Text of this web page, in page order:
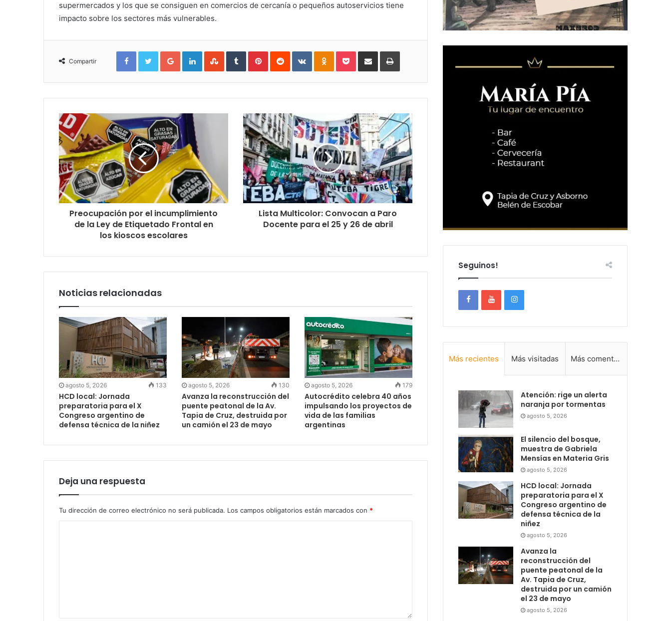
supermercados y los que se consiguen en comercios de cercanía o pequeños autoservicios tiene
impacto sobre los sectores más vulnerables.
Compartir
FacebookTwitterGoogle+LinkedInStumbleUpon
TumblrPinterestReddit VKontakteOdnoklassniki
PocketCompartir
mail
Imprimir
Preocupación por el incumplimiento
de la Ley de Etiquetado Frontal en
los kioscos escolares
Lista Multicolor: Convocan a Paro
Docente para el 25 y 26 de abril
Noticias relacionadas
agosto 5, 2026 133
HCD local: Jornada
preparatoria para el X
Congreso argentino de
defensa técnica de la niñez
agosto 5, 2026 130
Avanza la reconstrucción del
puente peatonal de la Av.
Tapia de Cruz, destruida por
un camión el 23 de mayo
agosto 5, 2026 179
Autocrédito celebra 40 años
impulsando los proyectos de
vida de las familias
argentinas
Deja una respuesta
Tu dirección de correo electrónico no será publicada. Los campos obligatorios están marcados con *
Seguinos!
Más recientes Más visitadas Más comentadas
Atención: rige un alerta
naranja por tormentas
agosto 5, 2026
El silencio del bosque,
muestra de Gabriela
Mensías en Materia Gris
agosto 5, 2026
HCD local: Jornada
preparatoria para el X
Congreso argentino de
defensa técnica de la
niñez
agosto 5, 2026
Avanza la
reconstrucción del
puente peatonal de la
Av. Tapia de Cruz,
destruida por un camión
el 23 de mayo
agosto 5, 2026